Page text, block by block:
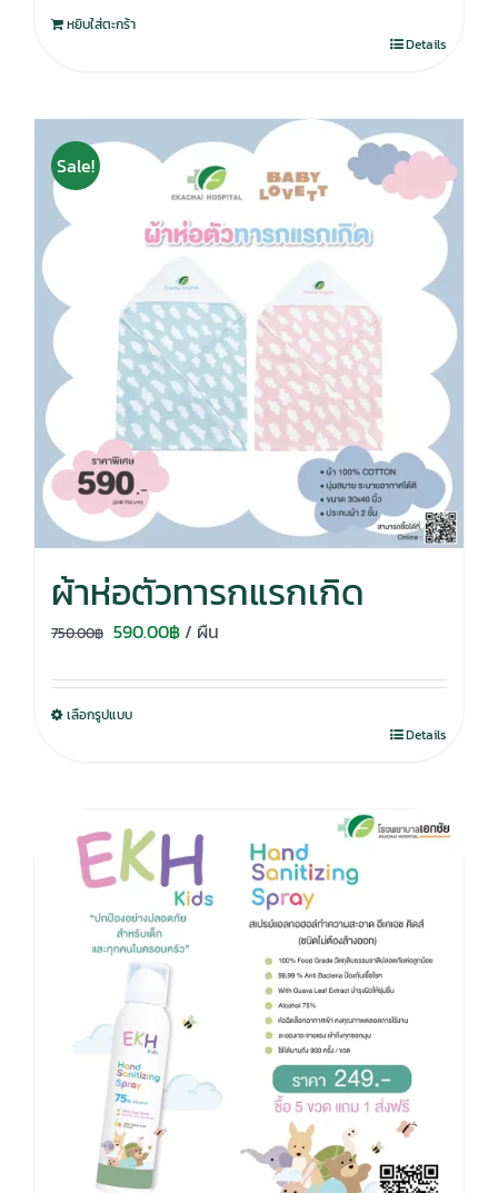
หยิบใส่ตะกร้า
Details
Sale!
ผ้าห่อตัวทารกแรกเกิด
750.00฿ Original
was:
750.00฿.
590.00฿Current
is:
/ ผืน
เลือกรูปแบบ
Details